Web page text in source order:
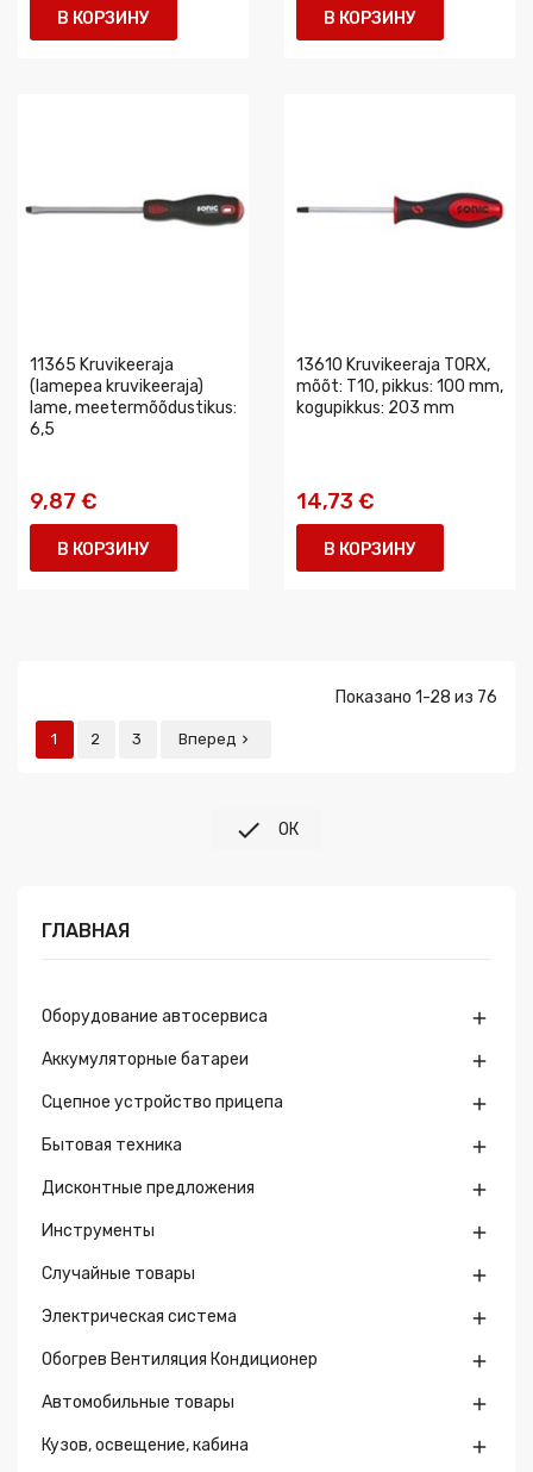
В КОРЗИНУ В КОРЗИНУ
11365 Kruvikeeraja
(lamepea kruvikeeraja)
lame, meetermõõdustikus:
6,5
9,87 €
В КОРЗИНУ
13610 Kruvikeeraja TORX,
mõõt: T10, pikkus: 100 mm,
kogupikkus: 203 mm
14,73 €
В КОРЗИНУ
Показано 1-28 из 76
1 2 3 Вперед 
 ОК
ГЛАВНАЯ
Оборудование автосервиса 
Аккумуляторные батареи 
Сцепное устройство прицепа 
Бытовая техника 
Дисконтные предложения 
Инструменты 
Случайные товары 
Электрическая система 
Обогрев Вентиляция Кондиционер 
Автомобильные товары 
Кузов, освещение, кабина 